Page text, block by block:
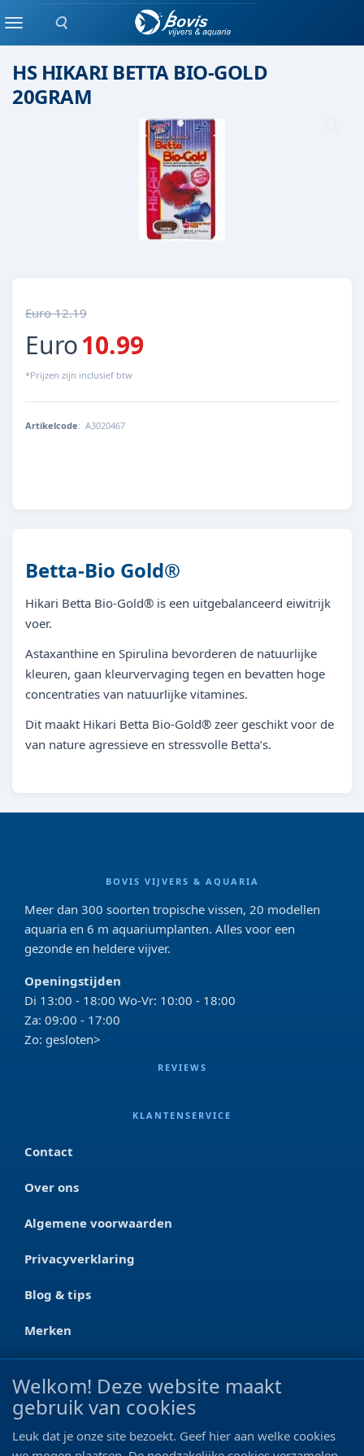
Zoeken
MenuDroog voer
HS HIKARI BETTA BIO-GOLD
20GRAM
Euro 12.19
Euro10.99
*Prijzen zijn inclusief btw
Artikelcode: A3020467
Betta-Bio Gold®
Hikari Betta Bio-Gold® is een uitgebalanceerd eiwitrijk
voer.
Astaxanthine en Spirulina bevorderen de natuurlijke
kleuren, gaan kleurvervaging tegen en bevatten hoge
concentraties van natuurlijke vitamines.
Dit maakt Hikari Betta Bio-Gold® zeer geschikt voor de
van nature agressieve en stressvolle Betta’s.
BOVIS VIJVERS & AQUARIA
Meer dan 300 soorten tropische vissen, 20 modellen
aquaria en 6 m aquariumplanten. Alles voor een
gezonde en heldere vijver.
Openingstijden
Di 13:00 - 18:00 Wo-Vr: 10:00 - 18:00
Za: 09:00 - 17:00
Zo: gesloten>
REVIEWS
KLANTENSERVICE
Contact
Over ons
Algemene voorwaarden
Privacyverklaring
Blog & tips
Merken
CONTACT
Ootmarsumseweg 125a
0546 - 622 990
Welkom! Deze website maakt
gebruik van cookies
Leuk dat je onze site bezoekt. Geef hier aan welke cookies